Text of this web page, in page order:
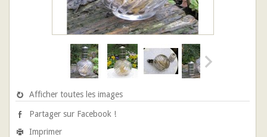
Afficher toutes les images
Partager sur Facebook !
Imprimer